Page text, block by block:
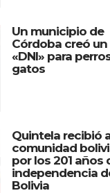
Un municipio de
Córdoba creó un
«DNI» para
gatos
Quintela recibió
comunidad
por los 201 años
independencia
Bolivia